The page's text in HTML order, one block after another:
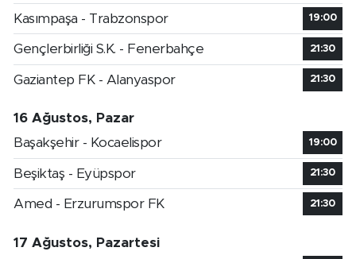
Kasımpaşa - Trabzonspor 19:00
Gençlerbirliği S.K. - Fenerbahçe 21:30
Gaziantep FK - Alanyaspor 21:30
16 Ağustos, Pazar
Başakşehir - Kocaelispor
19:00
Beşiktaş - Eyüpspor 21:30
Amed - Erzurumspor FK 21:30
17 Ağustos, Pazartesi